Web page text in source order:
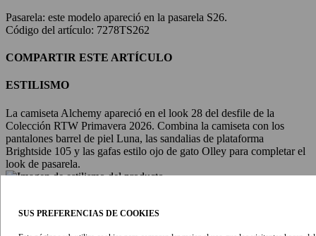
SUS PREFERENCIAS DE COOKIES
Pasarela: este modelo apareció en la pasarela S26.
Código del artículo: 7278TS262
COMPARTIR ESTE ARTÍCULO
ESTILISMO
La camiseta Alchemy apareció en el look 28 del desfile de la
Colección RTW Primavera 2026. Combina la camiseta con los
pantalones barrel de piel Luna, las sandalias de plataforma
Brightside 105 y las gafas estilo ojo de gato Olley para completar el
look de pasarela.